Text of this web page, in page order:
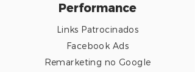
Performance
Links Patrocinados
Facebook Ads
Remarketing no Google